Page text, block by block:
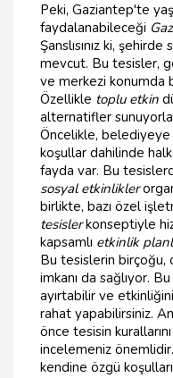
Peki, Gaziantep'te
faydalanabileceği
Şanslısınız ki,
mevcut. Bu tesisler,
ve merkezi konumda
Özellikle toplu etkin
alternatifler
Öncelikle,
koşullar dahilinde
fayda var. Bu
sosyal etkinlikler
birlikte, bazı özel
tesislerkonseptiyle
kapsamlı etkinlik
Bu tesislerin birçoğu,
imkanı da sağlıyor.
ayırtabilir ve
rahat yapabilirsiniz.
önce tesisin
incelemeniz
kendine özgü